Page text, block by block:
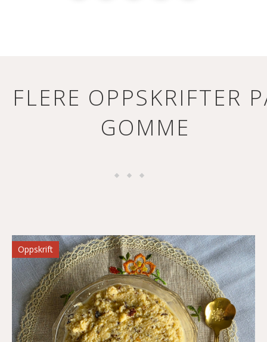
FLERE OPPSKRIFTER
GOMME
Oppskrift